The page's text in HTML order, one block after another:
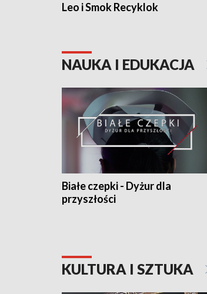
Leo i Smok Recyklok
NAUKA I EDUKACJA
Białe czepki - Dyżur dla
przyszłości
KULTURA I SZTUKA